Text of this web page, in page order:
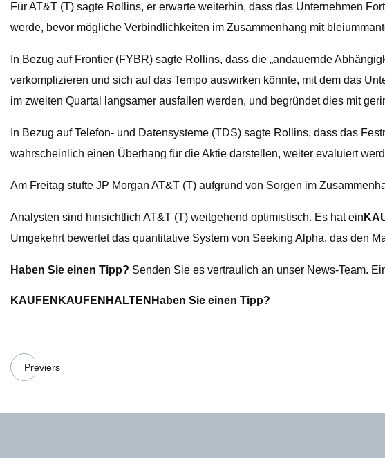
Für AT&T (T) sagte Rollins, er erwarte weiterhin, dass das Unternehmen
werde, bevor mögliche Verbindlichkeiten im Zusammenhang mit
In Bezug auf Frontier (FYBR) sagte Rollins, dass die „andauernde
verkomplizieren und sich auf das Tempo auswirken könnte, mit dem das
im zweiten Quartal langsamer ausfallen werden, und begründet dies mit
In Bezug auf Telefon- und Datensysteme (TDS) sagte Rollins, dass das
wahrscheinlich einen Überhang für die Aktie darstellen, weiter evaluiert
Am Freitag stufte JP Morgan AT&T (T) aufgrund von Sorgen im
Analysten sind hinsichtlich AT&T (T) weitgehend optimistisch. Es hat ein
Umgekehrt bewertet das quantitative System von Seeking Alpha, das den
Haben Sie einen Tipp? Senden Sie es vertraulich an unser News-Team.
KAUFEN KAUFEN HALTEN Haben Sie einen Tipp?
Previers